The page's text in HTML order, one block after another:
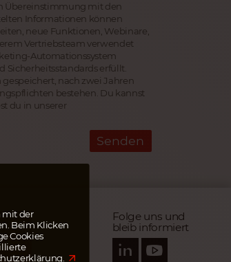
Übereinstimmung mit den
Informationen können
neue Funktionen, Webinare,
Vertriebsteam verwendet
Automationssystem
Sicherheitsstandards erfüllt.
nach zwei Jahren
bestehen. Du kannst
du in unserer
Senden
Folge uns und
bleib informiert
mit der
Beim Klicken
Cookies